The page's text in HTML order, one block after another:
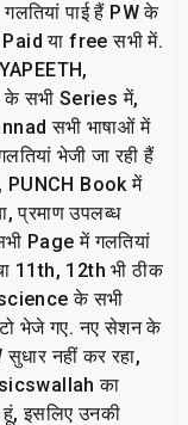
पाई हैं PW के
या free सभी में.
के सभी Series में,
सभी भाषाओं में
भेजी जा रही हैं
Book में
प्रमाण उपलब्ध
Page में गलतियां
11th, 12th भी ठीक
के सभी
भेजे गए. नए सेशन के
नहीं कर रहा,
का
हूं, इसलिए उनकी